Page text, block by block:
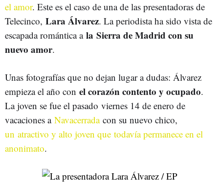
el amor. Este es el caso de una de las presentadoras de
Telecinco, Lara Álvarez. La periodista ha sido vista de
escapada romántica a la Sierra de Madrid con su
nuevo amor.
Unas fotografías que no dejan lugar a dudas: Álvarez
empieza el año con el corazón contento y ocupado.
La joven se fue el pasado viernes 14 de enero de
vacaciones a Navacerradacon su nuevo chico,
un atractivo y alto joven que todavía permanece en el
anonimato.